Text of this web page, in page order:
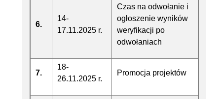
6.
14-
17.11.2025 r.
Czas na odwołanie i
ogłoszenie wyników
weryfikacji po
odwołaniach
7.
18-
26.11.2025 r.
Promocja projektów